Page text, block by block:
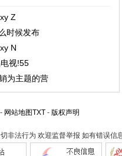
Z
时候发布
N
视!55
为主题的营
- 网站地图TXT- 版权声明
非法行为 欢迎监督举报 如有错误信